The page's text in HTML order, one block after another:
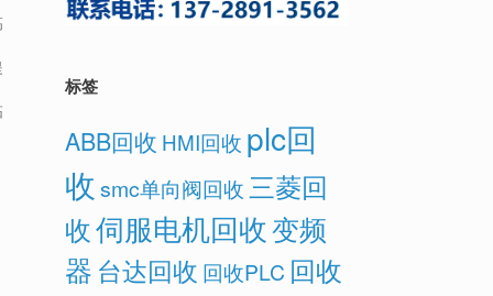
标签
ABB回收 HMI回收 plc回
收 smc单向阀回收三菱回
收伺服电机回收变频
器 台达回收 回收PLC 回收